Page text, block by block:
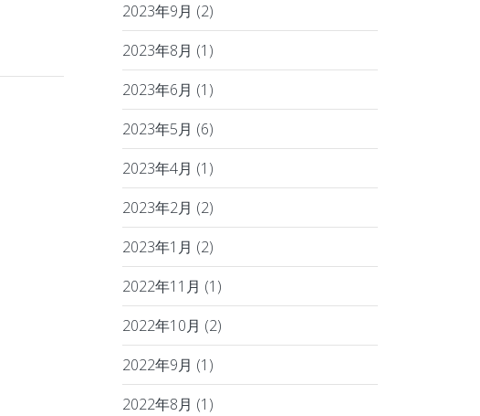
2023年9月 (2)
2023年8月 (1)
2023年6月 (1)
2023年5月 (6)
2023年4月 (1)
2023年2月 (2)
2023年1月 (2)
2022年11月 (1)
2022年10月 (2)
2022年9月 (1)
2022年8月 (1)